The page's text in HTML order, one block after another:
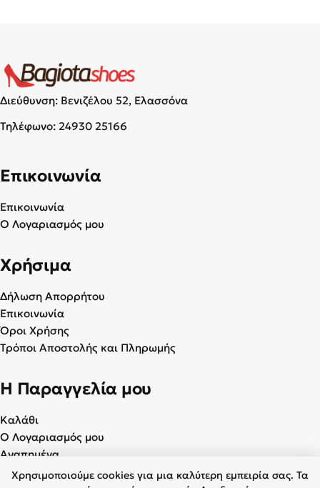
Διεύθυνση: Βενιζέλου 52, Ελασσόνα
Τηλέφωνο: 24930 25166
Επικοινωνία
Επικοινωνία
Ο Λογαριασμός μου
Χρήσιμα
Δήλωση Απορρήτου
Επικοινωνία
Όροι Χρήσης
Τρόποι Αποστολής και Πληρωμής
Η Παραγγελία μου
Καλάθι
Ο Λογαριασμός μου
Αγαπημένα
Χρησιμοποιούμε cookies για μια καλύτερη εμπειρία σας. Τα